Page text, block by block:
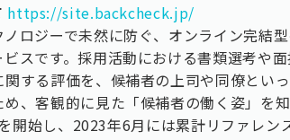
https://site.backcheck.jp/
ロジーで未然に防ぐ、オンライン完結
スです。採用活動における書類選考や
する評価を、候補者の上司や同僚とい
、客観的に見た「候補者の働く姿」を知
開始し、2023年6月には累計リファレン